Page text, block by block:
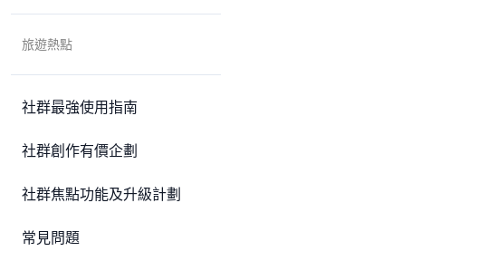
旅遊熱點
社群最強使用指南
社群創作有價企劃
社群焦點功能及升級計劃
常見問題